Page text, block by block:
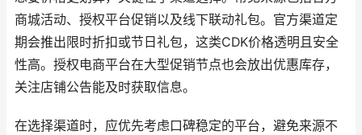
商城活动、授权平台促销以及线下联动礼包。官方渠道定
期会推出限时折扣或节日礼包，这类CDK价格透明且安全
性高。授权电商平台在大型促销节点也会放出优惠库存，
关注店铺公告能及时获取信息。
在选择渠道时，应优先考虑口碑稳定的平台，避免来源不